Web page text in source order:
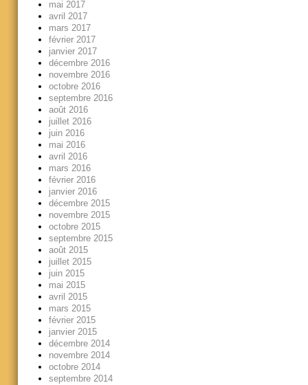
mai 2017
avril 2017
mars 2017
février 2017
janvier 2017
décembre 2016
novembre 2016
octobre 2016
septembre 2016
août 2016
juillet 2016
juin 2016
mai 2016
avril 2016
mars 2016
février 2016
janvier 2016
décembre 2015
novembre 2015
octobre 2015
septembre 2015
août 2015
juillet 2015
juin 2015
mai 2015
avril 2015
mars 2015
février 2015
janvier 2015
décembre 2014
novembre 2014
octobre 2014
septembre 2014